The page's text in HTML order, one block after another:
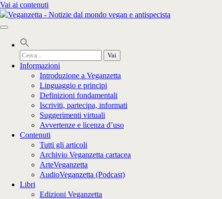
Vai ai contenuti
Cerca
per:
Informazioni
Introduzione a Veganzetta
Linguaggio e principi
Definizioni fondamentali
Iscriviti, partecipa, informati
Suggerimenti virtuali
Avvertenze e licenza d’uso
Contenuti
Tutti gli articoli
Archivio Veganzetta cartacea
ArteVeganzetta
AudioVeganzetta (Podcast)
Libri
Edizioni Veganzetta